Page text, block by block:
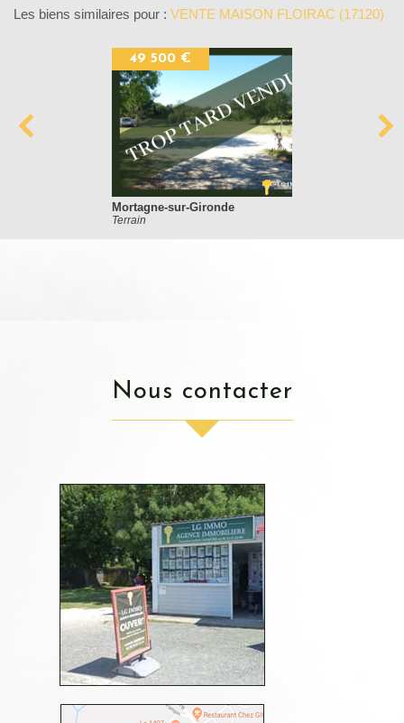
Les biens similaires pour : VENTE MAISON FLOIRAC (17120)
49 500 €
Mortagne-sur-Gironde
Terrain
nous contacter